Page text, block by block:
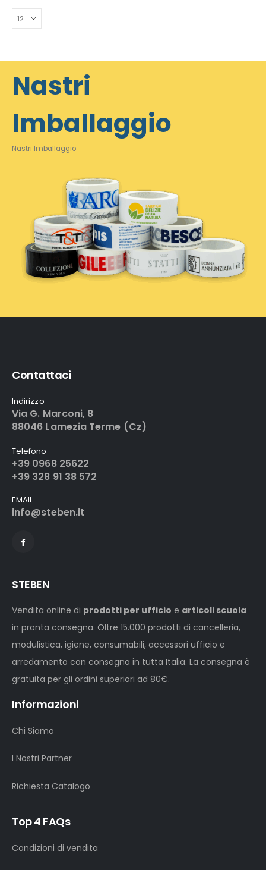
Nastri
Imballaggio
Nastri Imballaggio
Contattaci
Indirizzo
Via G. Marconi, 8
88046 Lamezia Terme (Cz)
Telefono
+39 0968 25622
+39 328 91 38 572
EMAIL
info@steben.it
STEBEN
Vendita online di prodotti per ufficio e articoli scuola
in pronta consegna. Oltre 15.000 prodotti di cancelleria,
modulistica, igiene, consumabili, accessori ufficio e
arredamento con consegna in tutta Italia. La consegna è
gratuita per gli ordini superiori ad 80€.
Informazioni
Chi Siamo
I Nostri Partner
Richiesta Catalogo
Top 4 FAQs
Condizioni di vendita